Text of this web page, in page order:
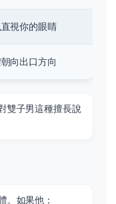
視你的眼睛
向出口方向
雙子男這種擅長說
。如果他：